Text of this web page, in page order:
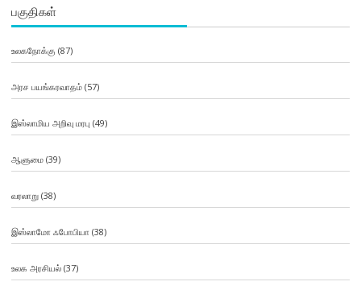
பகுதிகள்
உலகநோக்கு (87)
அரச பயங்கரவாதம்(57)
இஸ்லாமிய அறிவு மரபு (49)
ஆளுமை(39)
வரலாறு(38)
இஸ்லாமோ ஃபோபியா (38)
உலக அரசியல்(37)